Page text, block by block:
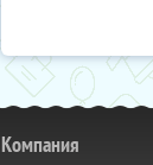
Компания